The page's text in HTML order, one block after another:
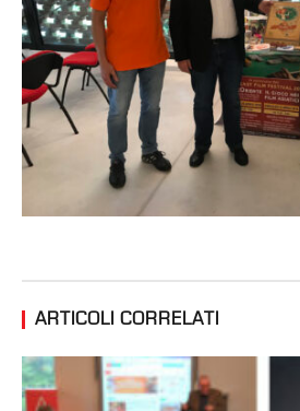
ARTICOLI CORRELATI